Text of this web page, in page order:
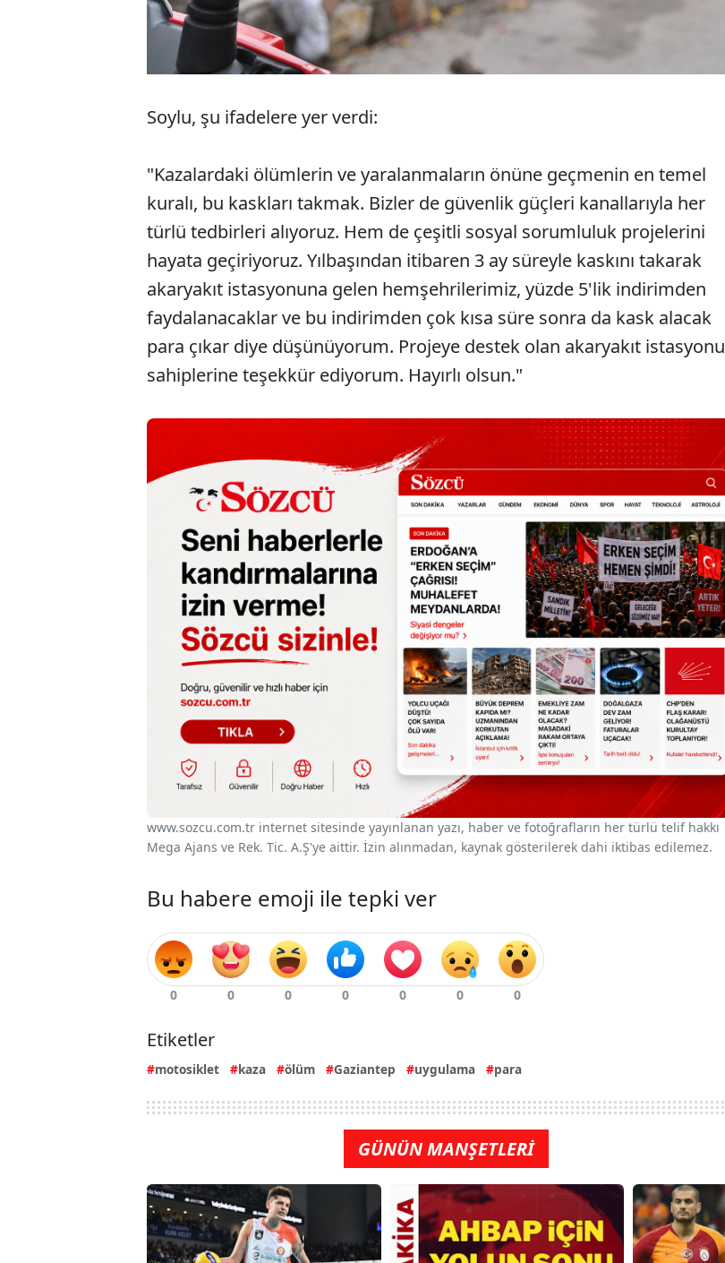
Soylu, şu ifadelere yer verdi:
"Kazalardaki ölümlerin ve yaralanmaların önüne geçmenin en temel
kuralı, bu kaskları takmak. Bizler de güvenlik güçleri kanallarıyla her
türlü tedbirleri alıyoruz. Hem de çeşitli sosyal sorumluluk projelerini
hayata geçiriyoruz. Yılbaşından itibaren 3 ay süreyle kaskını takarak
akaryakıt istasyonuna gelen hemşehrilerimiz, yüzde 5'lik indirimden
faydalanacaklar ve bu indirimden çok kısa süre sonra da kask alacak
para çıkar diye düşünüyorum. Projeye destek olan akaryakıt istasyonu
sahiplerine teşekkür ediyorum. Hayırlı olsun."
www.sozcu.com.tr internet sitesinde yayınlanan yazı, haber ve fotoğrafların her türlü telif hakkı
Mega Ajans ve Rek. Tic. A.Ş'ye aittir. İzin alınmadan, kaynak gösterilerek dahi iktibas edilemez.
Bu habere emoji ile tepki ver
Etiketler
motosiklet kaza ölüm Gaziantep uygulama para
GÜNÜN MANŞETLERİ